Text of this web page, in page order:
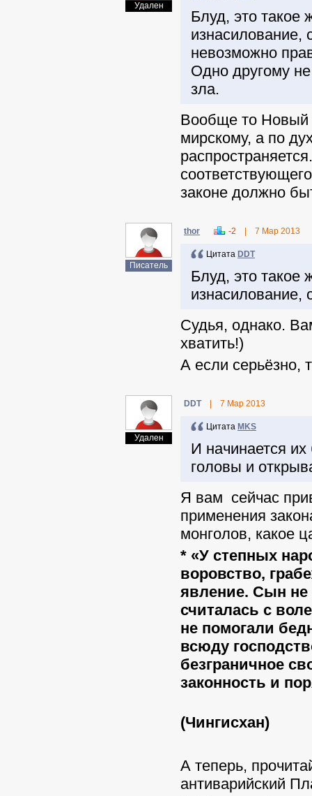
Удален
Блуд, это такое
изнасилование,
невозможно
Одно другому
зла.
Вообще то Новый
мирскому, а по
законе должно
Писатель
thor -2 7 Мар 2013
Цитата DDT
Блуд, это такое
изнасилование,
Судья, однако.
хватить!)
А если серьёзно,
Удален
DDT 7 Мар 2013
Цитата MKS
И начинается
головы и
Я вам сейчас
применения
монголов, какое
* «У степных
воровство,
явление. Сын не
считалась с
не помогали
всюду
безграничное
законность и
(Чингисхан)
А теперь,
антиварийский